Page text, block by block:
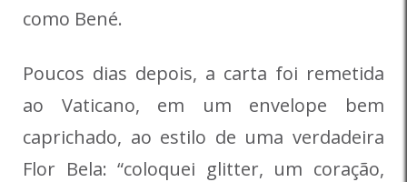
como Bené.
Poucos dias depois, a carta foi remetida
ao Vaticano, em um envelope bem
caprichado, ao estilo de uma verdadeira
Flor Bela: “coloquei glitter, um coração,